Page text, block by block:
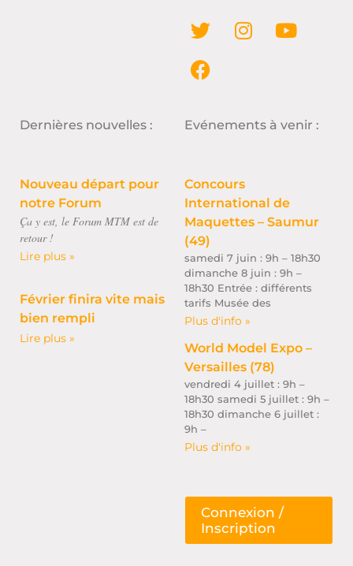
Dernières nouvelles :
Nouveau départ pour
notre Forum
Ça y est, le Forum MTM est de
retour !
Lire plus »
Février finira vite mais
bien rempli
Lire plus »
Evénements à venir :
Concours
International de
Maquettes – Saumur
(49)
samedi 7 juin : 9h – 18h30
dimanche 8 juin : 9h –
18h30 Entrée : différents
tarifs Musée des
Plus d'info »
World Model Expo –
Versailles (78)
vendredi 4 juillet : 9h –
18h30 samedi 5 juillet : 9h –
18h30 dimanche 6 juillet :
9h –
Plus d'info »
Connexion /
Inscription